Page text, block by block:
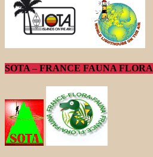
SOTA – FRANCE FAUNA FLORA